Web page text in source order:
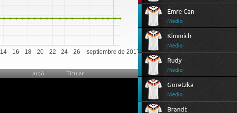
septiembre de 2017
14 16 18 20 22 24 26
Jugó Titular
Emre Can
Medio
Kimmich
Medio
Rudy
Medio
Goretzka
Medio
Brandt